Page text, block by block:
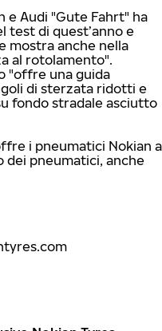
e Audi "Gute Fahrt" ha
test di quest’anno e
mostra anche nella
al rotolamento".
"offre una guida
di sterzata ridotti e
fondo stradale asciutto
i pneumatici Nokian a
dei pneumatici, anche